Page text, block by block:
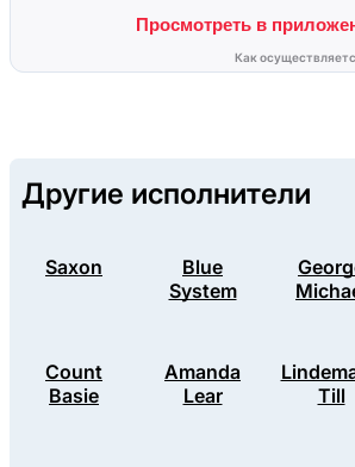
Другие исполнители
Saxon
Blue
System
Count
Basie
Amanda
Lear
Till